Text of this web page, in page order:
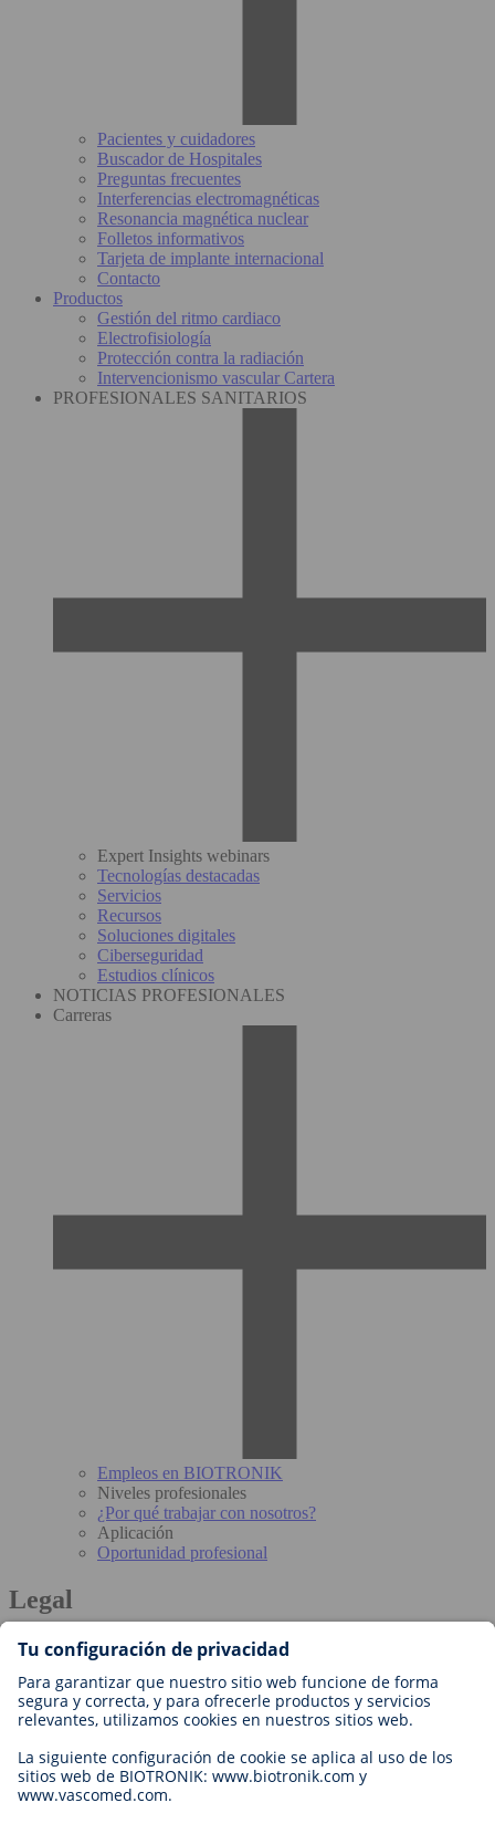
Pacientes y cuidadores
Buscador de Hospitales
Preguntas frecuentes
Interferencias electromagnéticas
Resonancia magnética nuclear
Folletos informativos
Tarjeta de implante internacional
Contacto
Productos
Gestión del ritmo cardiaco
Electrofisiología
Protección contra la radiación
Intervencionismo vascular Cartera
PROFESIONALES SANITARIOS
Expert Insights webinars
Tecnologías destacadas
Servicios
Recursos
Soluciones digitales
Ciberseguridad
Estudios clínicos
NOTICIAS PROFESIONALES
Carreras
Empleos en BIOTRONIK
Niveles profesionales
¿Por qué trabajar con nosotros?
Aplicación
Oportunidad profesional
Legal
Términos y Condiciones de BIOTRONIK
Cookie Settings
Imprint
Legal Disclaimer
Declaración de Privacidad
Copyright © 2026 Biotronik. All rights reserved.
Nota Legal Productos